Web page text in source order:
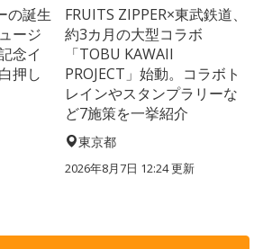
の誕生
ージ
念イ
押し
FRUITS ZIPPER×東武鉄道、
約3カ月の大型コラボ
「TOBU KAWAII
PROJECT」始動。コラボト
レインやスタンプラリーな
ど7施策を一挙紹介
東京都
2026年8月7日 12:24更新